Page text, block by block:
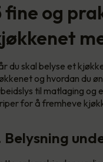
fine og
du skal belyse et
og hvordan du
til matlaging og
for å fremheve
Belysning